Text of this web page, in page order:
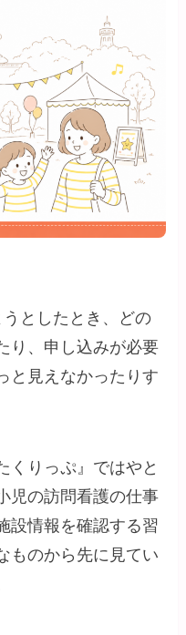
としたとき、どの
り、申し込みが必要
と見えなかったりす
くりっぷ』ではやと
児の訪問看護の仕事
設情報を確認する習
ものから先に見てい